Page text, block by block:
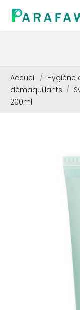
Accueil Hygiène
démaquillants
200ml